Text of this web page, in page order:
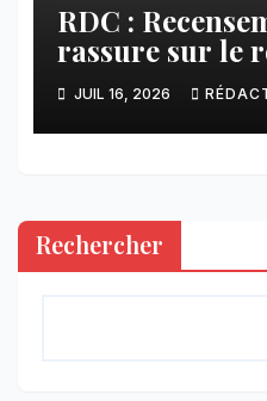
RDC :
rassure sur le
calendrier
JUIL 16, 2026
Rechercher